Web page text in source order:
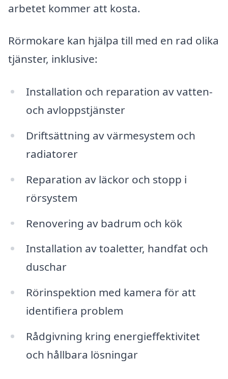
arbetet kommer att kosta.
Rörmokare kan hjälpa till med en rad olika
tjänster, inklusive:
Installation och reparation av vatten-
och avloppstjänster
Driftsättning av värmesystem och
radiatorer
Reparation av läckor och stopp i
rörsystem
Renovering av badrum och kök
Installation av toaletter, handfat och
duschar
Rörinspektion med kamera för att
identifiera problem
Rådgivning kring energieffektivitet
och hållbara lösningar